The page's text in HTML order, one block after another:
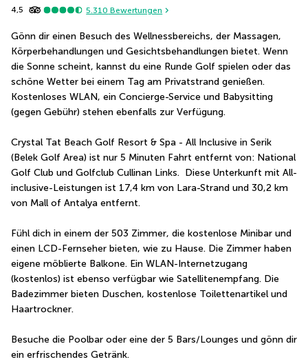
4,5 5.310 Bewertungen
Gönn dir einen Besuch des Wellnessbereichs, der Massagen,
Körperbehandlungen und Gesichtsbehandlungen bietet. Wenn
die Sonne scheint, kannst du eine Runde Golf spielen oder das
schöne Wetter bei einem Tag am Privatstrand genießen.
Kostenloses WLAN, ein Concierge-Service und Babysitting
(gegen Gebühr) stehen ebenfalls zur Verfügung.
Crystal Tat Beach Golf Resort & Spa - All Inclusive in Serik
(Belek Golf Area) ist nur 5 Minuten Fahrt entfernt von: National
Golf Club und Golfclub Cullinan Links.  Diese Unterkunft mit All-
inclusive-Leistungen ist 17,4 km von Lara-Strand und 30,2 km
von Mall of Antalya entfernt.
Fühl dich in einem der 503 Zimmer, die kostenlose Minibar und
einen LCD-Fernseher bieten, wie zu Hause. Die Zimmer haben
eigene möblierte Balkone. Ein WLAN-Internetzugang
(kostenlos) ist ebenso verfügbar wie Satellitenempfang. Die
Badezimmer bieten Duschen, kostenlose Toilettenartikel und
Haartrockner.
Besuche die Poolbar oder eine der 5 Bars/Lounges und gönn dir
ein erfrischendes Getränk.